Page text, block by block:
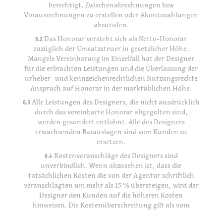
berechtigt, Zwischenabrechnungen bzw
Vorausrechnungen zu erstellen oder Akontozahlungen
abzurufen.
6.2 Das Honorar versteht sich als Netto-Honorar
zuzüglich der Umsatzsteuer in gesetzlicher Höhe.
Mangels Vereinbarung im Einzelfall hat der Designer
für die erbrachten Leistungen und die Überlassung der
urheber- und kennzeichenrechtlichen Nutzungsrechte
Anspruch auf Honorar in der marktüblichen Höhe.
6.3Alle Leistungen des Designers, die nicht ausdrücklich
durch das vereinbarte Honorar abgegolten sind,
werden gesondert entlohnt. Alle des Designers
erwachsenden Barauslagen sind vom Kunden zu
ersetzen.
6.4 Kostenvoranschläge des Designers sind
unverbindlich. Wenn abzusehen ist, dass die
tatsächlichen Kosten die von der Agentur schriftlich
veranschlagten um mehr als 15 % übersteigen, wird der
Designer den Kunden auf die höheren Kosten
hinweisen. Die Kostenüberschreitung gilt als vom